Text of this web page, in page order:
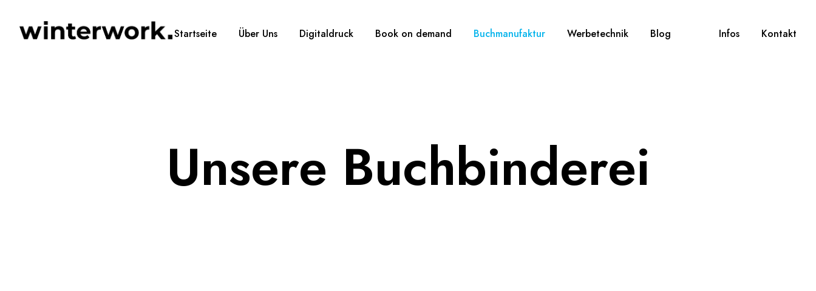
Startseite Über Uns Digitaldruck Book on demand Buchmanufaktur Werbetechnik Blog Infos Kontakt
Unsere Buchbinderei